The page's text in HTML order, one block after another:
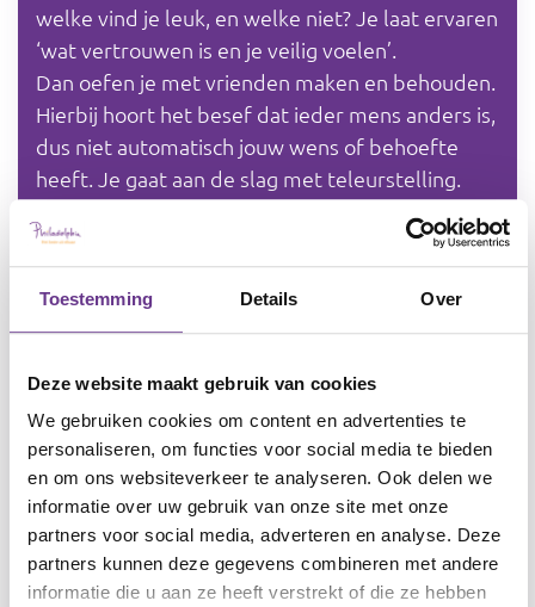
Toestemming Details Over
Deze website maakt gebruik van cookies
We gebruiken cookies om content en advertenties te
personaliseren, om functies voor social media te bieden
en om ons websiteverkeer te analyseren. Ook delen we
informatie over uw gebruik van onze site met onze
partners voor social media, adverteren en analyse. Deze
partners kunnen deze gegevens combineren met andere
informatie die u aan ze heeft verstrekt of die ze hebben
welke vind je leuk, en welke niet? Je laat ervaren
‘wat vertrouwen is en je veilig voelen’.
Dan oefen je met vrienden maken en behouden.
Hierbij hoort het besef dat ieder mens anders is,
dus niet automatisch jouw wens of behoefte
heeft. Je gaat aan de slag met teleurstelling.
Je oefent drie reacties: niets zeggen, boos
worden of praten. Je helpt binnen een
vriendschap gevoelens van Groot en Klein te
herkennen, en wat je daarmee doet. Je vergroot
het begrip van: actie en reactie. Dit is het
herkennen van: jij doet iets, de andere reageert
en omgekeerd. Tot slot komen de vaardigheden:
weerbaar en sociaal. Ook stoppen met de
vriendschap komt aan bod.
Hoe bouw je het op? en crossovers
De opbouw van het materiaal is chronologisch:
je werkt van stap 1 naar 2, 3, enzovoort.